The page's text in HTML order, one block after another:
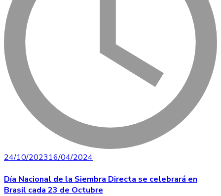
24/10/202316/04/2024
Día Nacional de la Siembra Directa se celebrará en
Brasil cada 23 de Octubre